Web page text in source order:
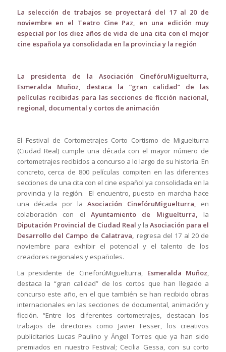
La selección de trabajos se proyectará del 17 al 20 de
noviembre en el Teatro Cine Paz, en una edición muy
especial por los diez años de vida de una cita con el mejor
cine española ya consolidada en la provincia y la región
La presidenta de la Asociación CinefóruMiguelturra,
Esmeralda Muñoz, destaca la “gran calidad” de las
películas recibidas para las secciones de ficción nacional,
regional, documental y cortos de animación
El Festival de Cortometrajes Corto Cortismo de Miguelturra
(Ciudad Real) cumple una década con el mayor número de
cortometrajes recibidos a concurso a lo largo de su historia. En
concreto, cerca de 800 películas compiten en las diferentes
secciones de una cita con el cine español ya consolidada en la
provincia y la región. El encuentro, puesto en marcha hace
una década por laAsociación CinefóruMiguelturra, en
colaboración con el Ayuntamiento de Miguelturra, la
Diputación Provincial de Ciudad Realy la Asociación para el
Desarrollo del Campo de Calatrava, regresa del 17 al 20 de
noviembre para exhibir el potencial y el talento de los
creadores regionales y españoles.
La presidente de CineforúMiguelturra, Esmeralda Muñoz,
destaca la “gran calidad” de los cortos que han llegado a
concurso este año, en el que también se han recibido obras
internacionales en las secciones de documental, animación y
ficción. “Entre los diferentes cortometrajes, destacan los
trabajos de directores como Javier Fesser, los creativos
publicitarios Lucas Paulino y Ángel Torres que ya han sido
premiados en nuestro Festival; Cecilia Gessa, con su corto